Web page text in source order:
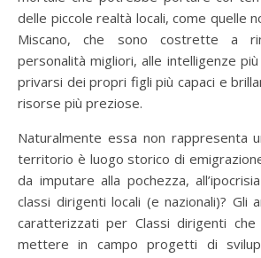
delle piccole realtà locali, come quelle
Miscano, che sono costrette a
personalità migliori, alle intelligenze
privarsi dei propri figli più capaci e
risorse più preziose.
Naturalmente essa non rappresenta
territorio è luogo storico di
da imputare alla pochezza,
classi dirigenti locali (e nazionali)? Gli
caratterizzati per Classi dirigenti che
mettere in campo progetti di